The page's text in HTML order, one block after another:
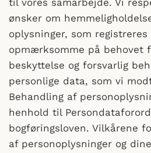
til vores samarbejde. Vi
ønsker om
oplysninger, som
opmærksomme på behovet
beskyttelse og forsvarlig
personlige data, som vi
Behandling af
henhold til
bogføringsloven. Vilkårene
af personoplysninger og